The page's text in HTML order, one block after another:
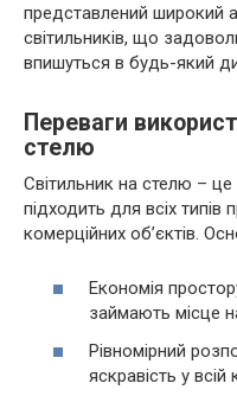
представлений широкий
світильників, що
впишуться в будь-який
Переваги
стелю
Світильник на стелю – це
підходить для всіх типів
комерційних об’єктів.
Економія
займають місце
Рівномірний
яскравість у всій